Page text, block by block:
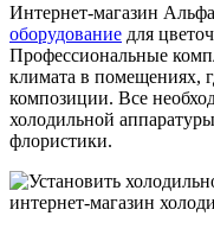
Интернет-магазин
оборудование для
Профессиональные
климата в помещениях,
композиции. Все
холодильной
флористики.